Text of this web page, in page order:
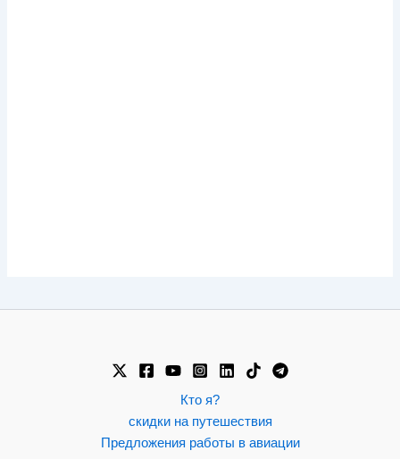
Кто я?
скидки на путешествия
Предложения работы в авиации